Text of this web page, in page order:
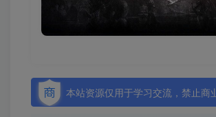
本站资源仅用于学习交流，禁止商